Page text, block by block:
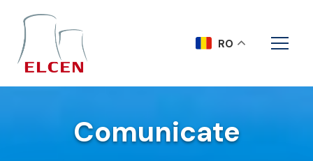
Comunicate
RO